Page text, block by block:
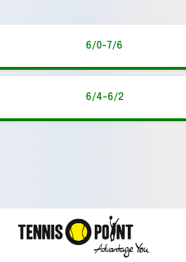
6/0-7/6
6/4-6/2